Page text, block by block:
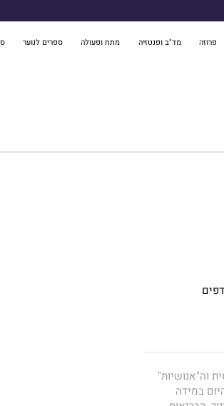
פרוזה מד"ב ופנטזיה מתח ופעולה ספרים לנוער
וה"אנושיות"
במידה